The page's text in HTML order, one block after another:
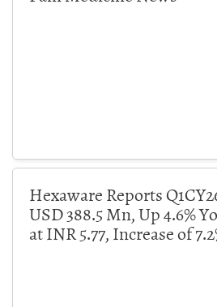
Hexaware Reports
USD 388.5 Mn, Up 4.6%
at INR 5.77, Increase of